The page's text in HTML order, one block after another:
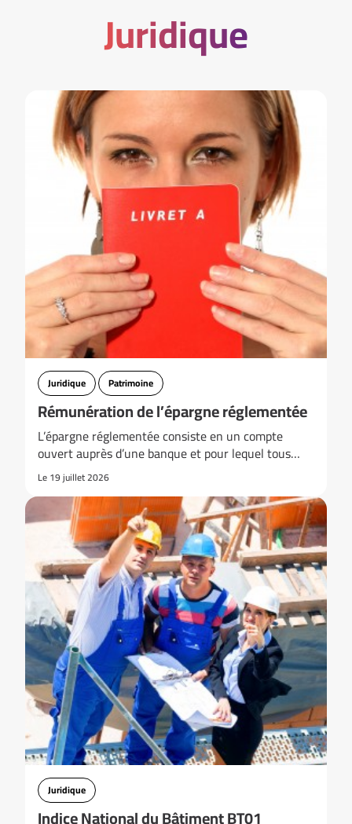
Juridique
Juridique Patrimoine
Rémunération de l’épargne réglementée
L’épargne réglementée consiste en un compte
ouvert auprès d’une banque et pour lequel tous…
Le 19 juillet 2026
Juridique
Indice National du Bâtiment BT01